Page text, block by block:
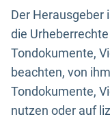
Der Herausgeber
die
Tondokumente,
beachten, von
Tondokumente,
nutzen oder auf